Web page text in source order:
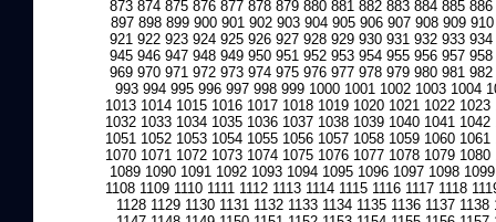
873 874 875 876 877 878 879 880 881 882 883 884 885 886
897 898 899 900 901 902 903 904 905 906 907 908 909 910
921 922 923 924 925 926 927 928 929 930 931 932 933 934
945 946 947 948 949 950 951 952 953 954 955 956 957 958
969 970 971 972 973 974 975 976 977 978 979 980 981 982
993 994 995 996 997 998 999 1000 1001 1002 1003 1004
1013 1014 1015 1016 1017 1018 1019 1020 1021 1022 1023
1032 1033 1034 1035 1036 1037 1038 1039 1040 1041 1042
1051 1052 1053 1054 1055 1056 1057 1058 1059 1060 1061
1070 1071 1072 1073 1074 1075 1076 1077 1078 1079 1080
1089 1090 1091 1092 1093 1094 1095 1096 1097 1098 1099
1108 1109 1110 1111 1112 1113 1114 1115 1116 1117 1118
1128 1129 1130 1131 1132 1133 1134 1135 1136 1137 1138